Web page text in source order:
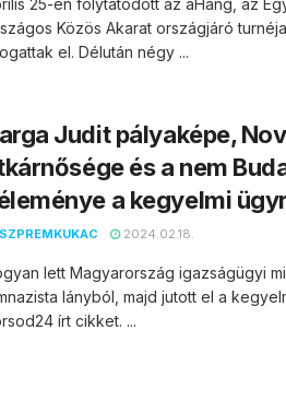
Közös Akarat országjáró
el. Délután négy ...
Judit pályaképe,
és a nem
a kegyelmi
2024.02.18.
lett Magyarország igazságügyi
lányból, majd jutott el a
írt cikket. ...